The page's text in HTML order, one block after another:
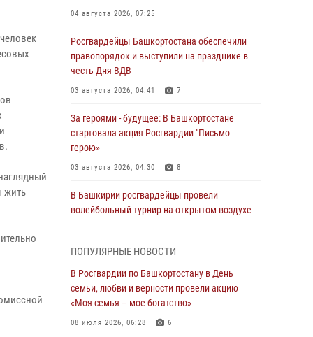
жить
04 августа 2026, 07:25
Росгвардейцы Башкортостана обеспечили
правопорядок и выступили на празднике в
честь Дня ВДВ
03 августа 2026, 04:41 7
За героями - будущее: В Башкортостане
стартовала акция Росгвардии "Письмо
герою»
03 августа 2026, 04:30 8
В Башкирии росгвардейцы провели
волейбольный турнир на открытом воздухе
В Уфе росгвардейцы по горячим следам
задержали подозреваемого в открытом
хищении из аптеки (видео)
03 августа 2026, 04:15 1
ПОПУЛЯРНЫЕ НОВОСТИ
В Росгвардии по Башкортостану в День
семьи, любви и верности провели акцию
«Моя семья – мое богатство»
08 июля 2026, 06:28 6